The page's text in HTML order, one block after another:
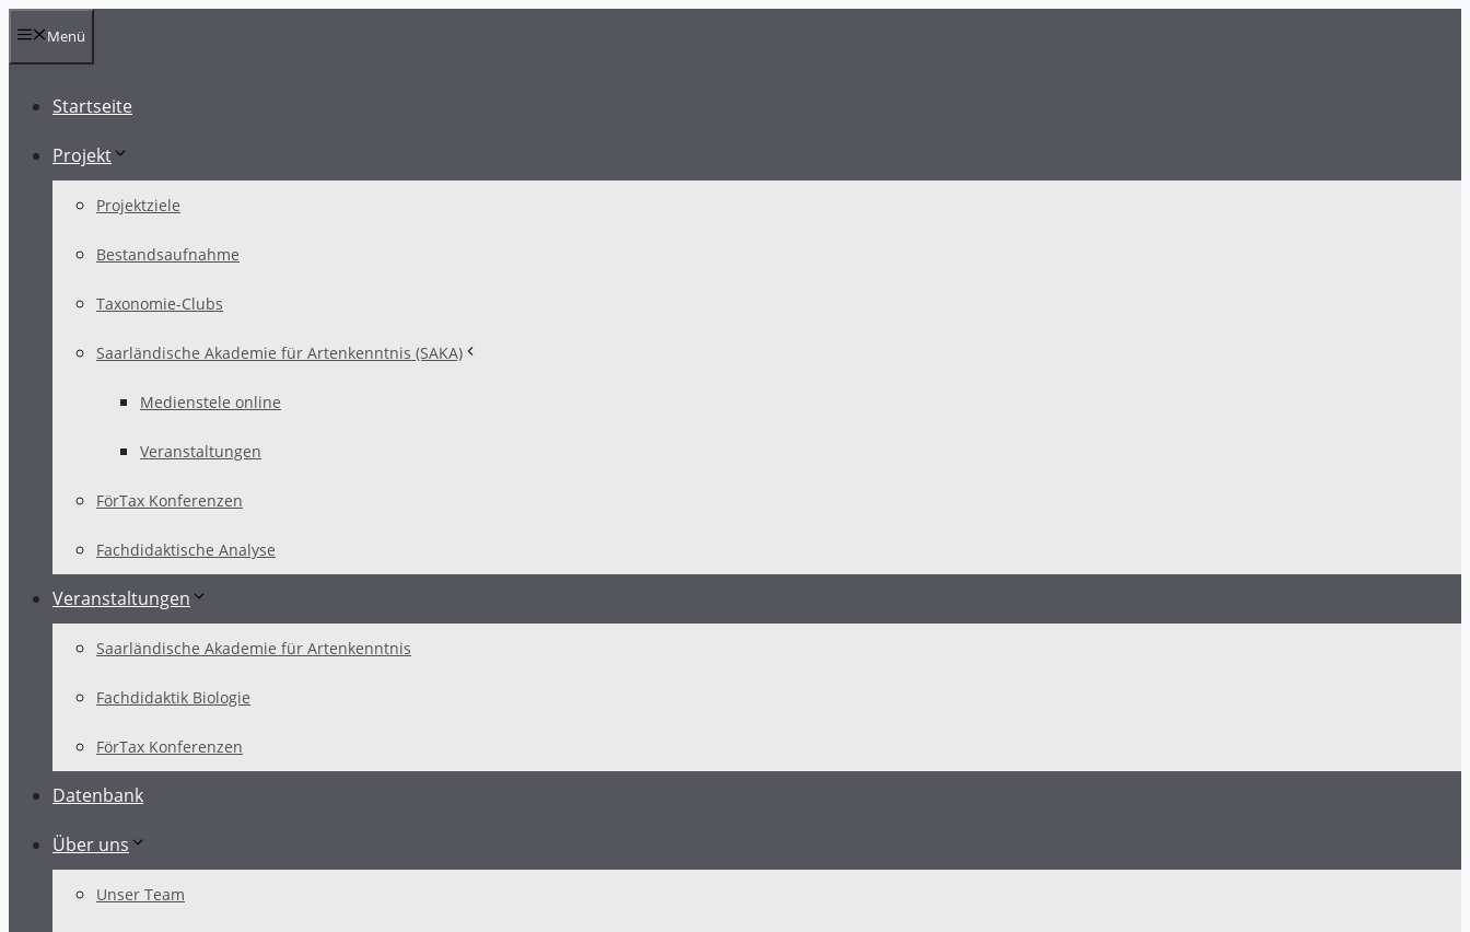
InhaltMenü
Startseite
Projekt
Projektziele
Bestandsaufnahme
Taxonomie-Clubs
Saarländische Akademie für Artenkenntnis (SAKA)
Medienstele online
Veranstaltungen
FörTax Konferenzen
Fachdidaktische Analyse
Veranstaltungen
Saarländische Akademie für Artenkenntnis
Fachdidaktik Biologie
FörTax Konferenzen
Datenbank
Über uns
Unser Team